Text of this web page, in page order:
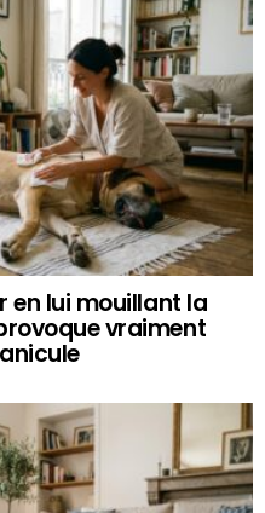
en lui mouillant la
vraiment